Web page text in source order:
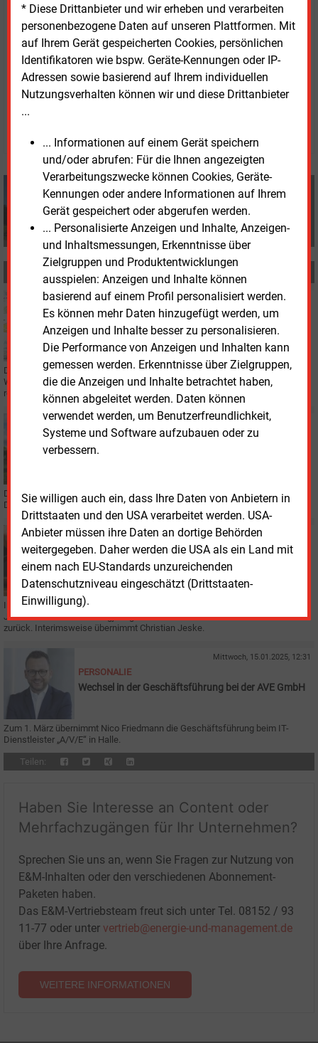
* Diese Drittanbieter und wir erheben und verarbeiten
personenbezogene Daten auf unseren Plattformen. Mit
auf Ihrem Gerät gespeicherten Cookies, persönlichen
Identifikatoren wie bspw. Geräte-Kennungen oder IP-
Adressen sowie basierend auf Ihrem individuellen
Nutzungsverhalten können wir und diese Drittanbieter
...
... Informationen auf einem Gerät speichern
und/oder abrufen: Für die Ihnen angezeigten
Verarbeitungszwecke können Cookies, Geräte-
Kennungen oder andere Informationen auf Ihrem
Gerät gespeichert oder abgerufen werden.
... Personalisierte Anzeigen und Inhalte, Anzeigen-
und Inhaltsmessungen, Erkenntnisse über
Zielgruppen und Produktentwicklungen
ausspielen: Anzeigen und Inhalte können
basierend auf einem Profil personalisiert werden.
Es können mehr Daten hinzugefügt werden, um
Anzeigen und Inhalte besser zu personalisieren.
Die Performance von Anzeigen und Inhalten kann
gemessen werden. Erkenntnisse über Zielgruppen,
die die Anzeigen und Inhalte betrachtet haben,
können abgeleitet werden. Daten können
verwendet werden, um Benutzerfreundlichkeit,
Systeme und Software aufzubauen oder zu
verbessern.
Sie willigen auch ein, dass Ihre Daten von Anbietern in
Drittstaaten und den USA verarbeitet werden. USA-
Anbieter müssen ihre Daten an dortige Behörden
weitergegeben. Daher werden die USA als ein Land mit
einem nach EU-Standards unzureichenden
Datenschutzniveau eingeschätzt (Drittstaaten-
Einwilligung).
könnte dies auch Auswirkungen auf die inhaltliche
und personelle Ausrichtung des Versorgers als
Tochterunternehmen der Stadt haben.
Dienstag, 14.01.2025, 17:50 Uhr
Volker Stephan
+49 (0) 8152 9311 0
info@energie-und-management.de
MEHR ZUM THEMA
Mittwoch, 8.07.2026, 17:34
F&E
Wasserstoff-Projekt sucht Märkte für Elektrolyse-
Sauerstoff
Das neue Projekt „O2Hamm“ untersucht die Nutzung von Sauerstoff aus der
Wasserstoffproduktion. Das Fraunhofer IEG und Trianel wollen dafür
regionale Geschäftsmodelle entwickeln.
Montag, 20.01.2025, 17:53
VERTRIEB
Trianel hat Vertriebspartner für Batteriespeicher-
Das Handelshaus Trianel bietet in Zusammenarbeit mit „ANVO Energy“ ein
Dienstleistungspaket für Speicherbetreibende an.
Mittwoch, 15.01.2025, 14:59
PERSONALIE
Varys der SW Jena bekommt Christian Jeske als
Interimsgeschäftsführer
In der Gesellschaft für Software und Abrechnung (Varys) der SW Energie
Jena-Pößneck tritt der langjährige Geschäftsführer Marco Frommann
zurück. Interimsweise übernimmt Christian Jeske.
Mittwoch, 15.01.2025, 12:31
PERSONALIE
Wechsel in der Geschäftsführung bei der AVE GmbH
Zum 1. März übernimmt Nico Friedmann die Geschäftsführung beim IT-
Dienstleister „A/V/E“ in Halle.
Teilen:
Haben Sie Interesse an Content oder
Mehrfachzugängen für Ihr Unternehmen?
Sprechen Sie uns an, wenn Sie Fragen zur Nutzung von
E&M-Inhalten oder den verschiedenen Abonnement-
Paketen haben.
Das E&M-Vertriebsteam freut sich unter Tel. 08152 / 93
11-77 oder unter vertrieb@energie-und-management.de
über Ihre Anfrage.
WEITERE INFORMATIONEN